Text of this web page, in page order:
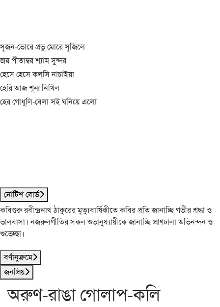
সৃজন-ভোরে প্রভু মোরে সৃজিলে
জয় পীতাম্বর শ্যাম সুন্দর
হেসে হেসে কল্‌সি নাচাইয়া
হেরি আজ শূন্য নিখিল
হের গোধূলি-বেলা সই ঘনিয়ে এলো
নোটিশ বোর্ড
কবিগুরু রবীন্দ্রনাথ ঠাকুরের মৃত্যুবার্ষিকীতে কবির প্রতি জানাচ্ছি গভীর শ্রদ্ধা ও
ভালবাসা। নজরুলগীতির সকল শুভানুধ্যায়ীকে জানাচ্ছি প্রাণঢালা অভিনন্দন ও
শুভেচ্ছা।
বর্ণানুক্রমে
জনপ্রিয়
অরুণ-রাঙা গোলাপ-কলি